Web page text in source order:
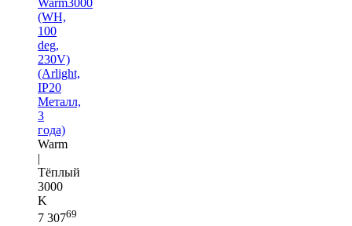
(WH,
100
deg,
230V)
(Arlight,
IP20
Металл,
3
года)
Warm
|
Тёплый
3000
K
7 30769